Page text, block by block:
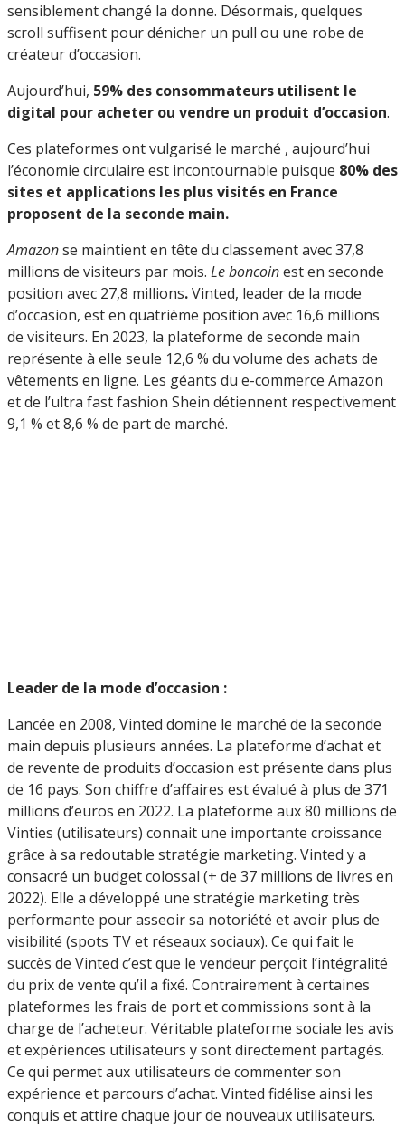
sensiblement changé la donne. Désormais, quelques
scroll suffisent pour dénicher un pull ou une robe de
créateur d’occasion.
Aujourd’hui, 59% des consommateurs utilisent le
digital pour acheter ou vendre un produit d’occasion.
Ces plateformes ont vulgarisé le marché , aujourd’hui
l’économie circulaire est incontournable puisque 80% des
sites et applications les plus visités en France
proposent de la seconde main.
Amazonse maintient en tête du classement avec 37,8
millions de visiteurs par mois. Le boncoinest en seconde
position avec 27,8 millions.Vinted, leader de la mode
d’occasion, est en quatrième position avec 16,6 millions
de visiteurs. En 2023, la plateforme de seconde main
représente à elle seule 12,6 % du volume des achats de
vêtements en ligne. Les géants du e-commerce Amazon
et de l’ultra fast fashion Shein détiennent respectivement
9,1 % et 8,6 % de part de marché.
Leader de la mode d’occasion :
Lancée en 2008, Vinted domine le marché de la seconde
main depuis plusieurs années. La plateforme d’achat et
de revente de produits d’occasion est présente dans plus
de 16 pays. Son chiffre d’affaires est évalué à plus de 371
millions d’euros en 2022. La plateforme aux 80 millions de
Vinties (utilisateurs) connait une importante croissance
grâce à sa redoutable stratégie marketing. Vinted y a
consacré un budget colossal (+ de 37 millions de livres en
2022). Elle a développé une stratégie marketing très
performante pour asseoir sa notoriété et avoir plus de
visibilité (spots TV et réseaux sociaux). Ce qui fait le
succès de Vinted c’est que le vendeur perçoit l’intégralité
du prix de vente qu’il a fixé. Contrairement à certaines
plateformes les frais de port et commissions sont à la
charge de l’acheteur. Véritable plateforme sociale les avis
et expériences utilisateurs y sont directement partagés.
Ce qui permet aux utilisateurs de commenter son
expérience et parcours d’achat. Vinted fidélise ainsi les
conquis et attire chaque jour de nouveaux utilisateurs.